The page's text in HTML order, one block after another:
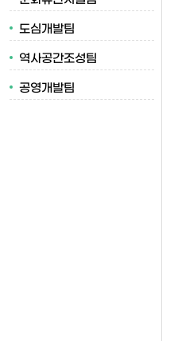
도심개발팀
역사공간조성팀
공영개발팀